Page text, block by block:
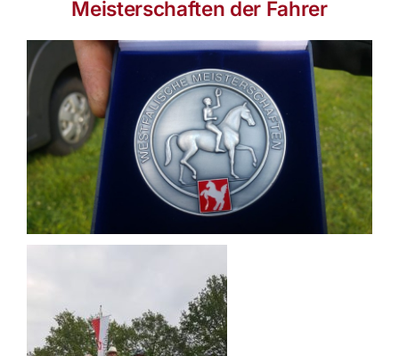
Meisterschaften der Fahrer